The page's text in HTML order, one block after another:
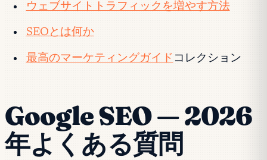
ウェブサイトトラフィックを増やす方法
SEOとは何か
最高のマーケティングガイド コレクション
Google SEO — 2026
年よくある質問